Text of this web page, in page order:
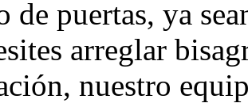
de puertas, ya
arreglar
nuestro